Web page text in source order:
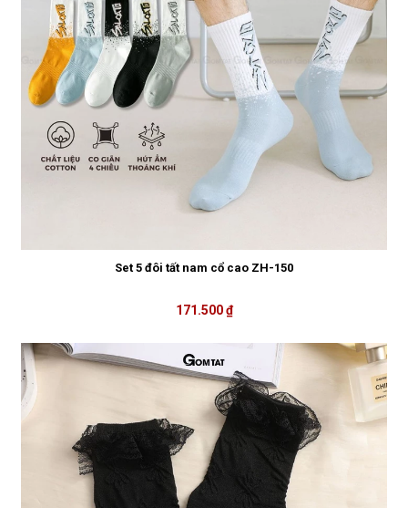
Set 5 đôi tất nam cổ cao ZH-150
171.500 ₫